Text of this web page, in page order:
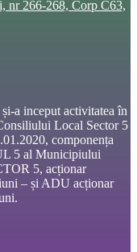
nr 266-268, Corp C63,
a inceput activitatea în
Local Sector 5
componența
5 al Municipiului
5, acționar
– și ADU acționar